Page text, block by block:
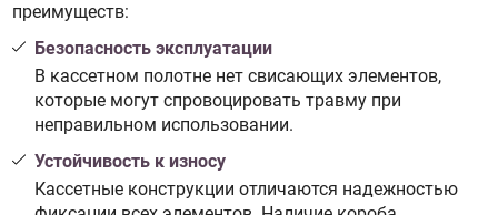
преимуществ:
Безопасность эксплуатации
В кассетном полотне нет свисающих элементов,
которые могут спровоцировать травму при
неправильном использовании.
Устойчивость к износу
Кассетные конструкции отличаются надежностью